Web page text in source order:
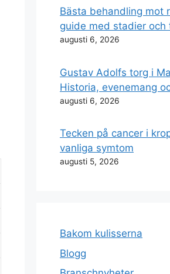
Bästa behandling mot
guide med stadier och
augusti 6, 2026
Gustav Adolfs torg i
Historia, evenemang
augusti 6, 2026
Tecken på cancer i
vanliga symtom
augusti 5, 2026
Bakom kulisserna
Blogg